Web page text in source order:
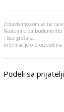
Zdravisimo.com se ne
Nastojimo da budemo
i bez grešaka.
Informacije o
Podeli sa